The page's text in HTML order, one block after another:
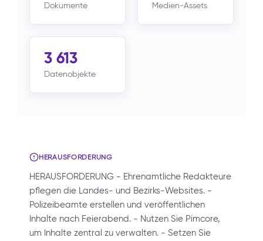
Dokumente Medien-Assets
3 613
Datenobjekte
HERAUSFORDERUNG
HERAUSFORDERUNG - Ehrenamtliche Redakteure
pflegen die Landes- und Bezirks-Websites. -
Polizeibeamte erstellen und veröffentlichen
Inhalte nach Feierabend. - Nutzen Sie Pimcore,
um Inhalte zentral zu verwalten. - Setzen Sie